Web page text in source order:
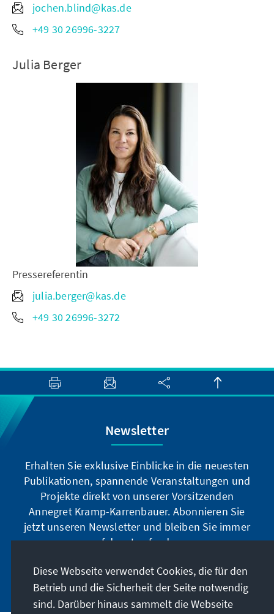
jochen.blind@kas.de
+49 30 26996-3227
Julia Berger
Pressereferentin
julia.berger@kas.de
+49 30 26996-3272
Newsletter
Erhalten Sie exklusive Einblicke in die neuesten
Publikationen, spannende Veranstaltungen und
Projekte direkt von unserer Vorsitzenden
Annegret Kramp-Karrenbauer. Abonnieren Sie
jetzt unseren Newsletter und bleiben Sie immer
auf dem Laufenden.
Jetzt abonnieren
Diese Webseite verwendet Cookies, die für den
Betrieb und die Sicherheit der Seite notwendig
sind. Darüber hinaus sammelt die Webseite